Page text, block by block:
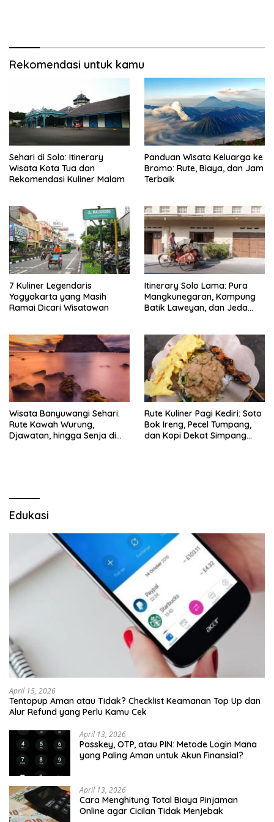
Rekomendasi untuk kamu
Sehari di Solo: Itinerary
Wisata Kota Tua dan
Rekomendasi Kuliner Malam
Panduan Wisata Keluarga ke
Bromo: Rute, Biaya, dan Jam
Terbaik
7 Kuliner Legendaris
Yogyakarta yang Masih
Ramai Dicari Wisatawan
Itinerary Solo Lama: Pura
Mangkunegaran, Kampung
Batik Laweyan, dan Jeda
Wisata Banyuwangi Sehari:
Rute Kawah Wurung,
Djawatan, hingga Senja di
Rute Kuliner Pagi Kediri: Soto
Bok Ireng, Pecel Tumpang,
dan Kopi Dekat Simpang
Edukasi
April 15, 2026
Tentopup Aman atau Tidak? Checklist Keamanan Top Up dan
Alur Refund yang Perlu Kamu Cek
April 13, 2026
Passkey, OTP, atau PIN: Metode Login Mana
yang Paling Aman untuk Akun Finansial?
April 13, 2026
Cara Menghitung Total Biaya Pinjaman
Online agar Cicilan Tidak Menjebak